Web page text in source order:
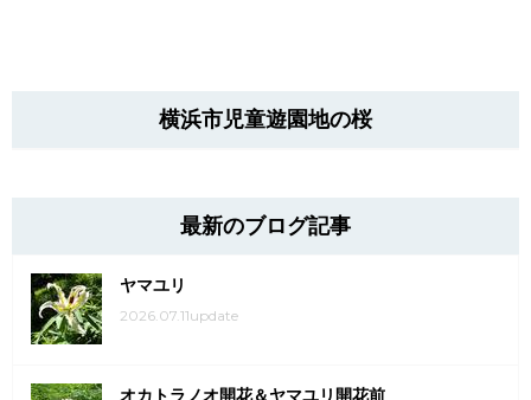
横浜市児童遊園地の桜
最新のブログ記事
ヤマユリ
2026.07.11update
オカトラノオ開花＆ヤマユリ開花前